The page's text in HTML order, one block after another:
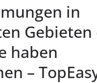
in
Gebieten
haben
–